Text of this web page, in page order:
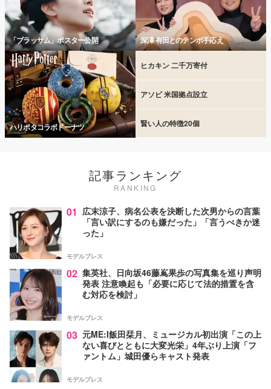
「ブラッサム」ポスター公開 深澤 有田とのテンポ手応え
ハリポタコラボドーナツ
ヒカキン 二千万寄付
アソビ 米国拠点設立
賢い人の特徴20個
記事ランキング
RANKING
01 広末涼子、病名公表を決断した次男からの言葉
「言い訳にするのも嫌だった」「言うべきか迷
った」
モデルプレス
02 集英社、日向坂46藤嶌果歩の写真集を巡り声明
発表 注意喚起も「必要に応じて法的措置を含
む対応を検討」
モデルプレス
03 元ME:I飯田栞月、ミュージカル初出演「この上
ない喜びとともに大変光栄」4年ぶり上演「フ
ァントム」城田優らキャスト発表
モデルプレス